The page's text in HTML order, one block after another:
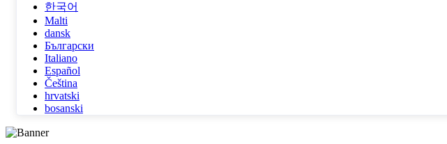
한국어
Malti
dansk
Български
Italiano
Español
Čeština
hrvatski
bosanski